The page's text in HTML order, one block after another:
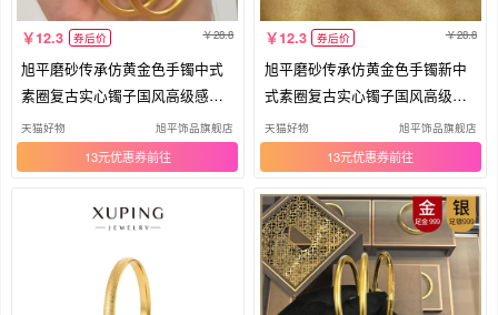
12.3 券后价 28.8
旭平磨砂传承仿黄金色手镯中式
素圈复古实心镯子国风高级感送
礼
天猫好物 旭平饰品旗舰店
13元优惠券
12.3 券后价 28.8
旭平磨砂传承仿黄金色手镯新中
式素圈复古实心镯子国风高级感
送礼
天猫好物 旭平饰品旗舰店
13元优惠券